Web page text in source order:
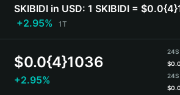
Bahasa Indonesia
ภาษาไทย
हिन्दी
Español
Português (Brasil)
SKIBIDI in USD: 1 SKIBIDI =
+2.95%
1T
$0.0{4}1036
+2.95%
24S
$
$